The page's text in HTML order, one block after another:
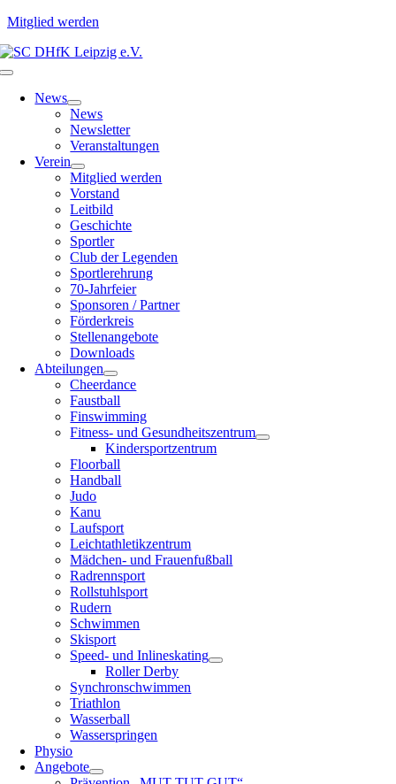
Mitglied werden
Zum
Inhalt
Toggle
NavigationNews
News
Newsletter
Veranstaltungen
Verein
Mitglied werden
Vorstand
Leitbild
Geschichte
Sportler
Club der Legenden
Sportlerehrung
70-Jahrfeier
Sponsoren / Partner
Förderkreis
Stellenangebote
Downloads
Abteilungen
Cheerdance
Faustball
Finswimming
Fitness- und Gesundheitszentrum
Kindersportzentrum
Floorball
Handball
Judo
Kanu
Laufsport
Leichtathletikzentrum
Mädchen- und Frauenfußball
Radrennsport
Rollstuhlsport
Rudern
Schwimmen
Skisport
Speed- und Inlineskating
Roller Derby
Synchronschwimmen
Triathlon
Wasserball
Wasserspringen
Physio
Angebote